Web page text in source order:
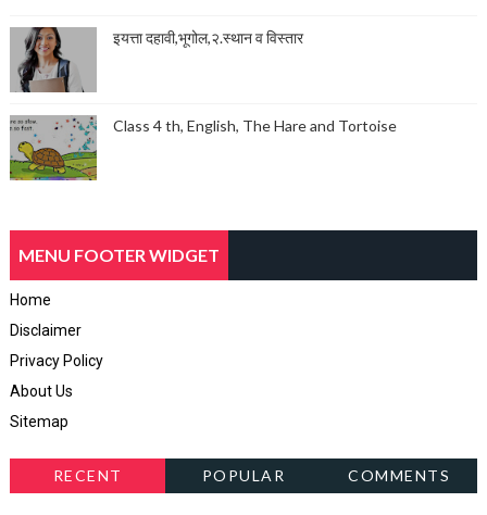
इयत्ता दहावी,भूगोल,२.स्थान व विस्तार
Class 4 th, English, The Hare and Tortoise
MENU FOOTER WIDGET
Home
Disclaimer
Privacy Policy
About Us
Sitemap
RECENT POPULAR COMMENTS